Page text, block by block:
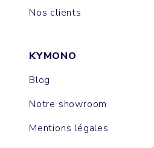
Nos clients
KYMONO
Blog
Notre showroom
Mentions légales